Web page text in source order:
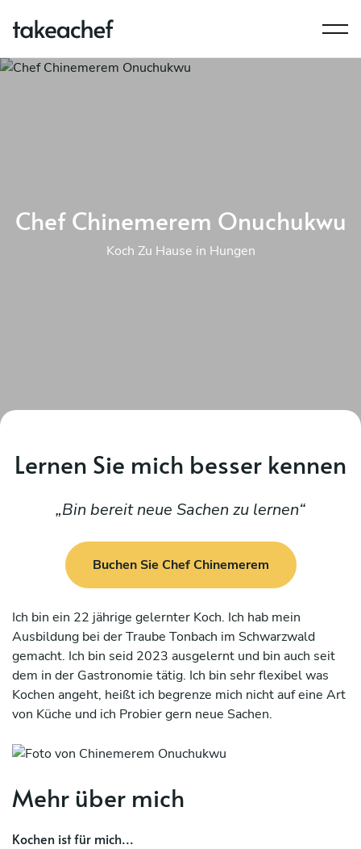
Chef Chinemerem Onuchukwu
Koch Zu Hause in Hungen
Lernen Sie mich besser kennen
Bin bereit neue Sachen zu lernen
Buchen Sie Chef Chinemerem
Ich bin ein 22 jährige gelernter Koch. Ich hab mein
Ausbildung bei der Traube Tonbach im Schwarzwald
gemacht. Ich bin seid 2023 ausgelernt und bin auch seit
dem in der Gastronomie tätig. Ich bin sehr flexibel was
Kochen angeht, heißt ich begrenze mich nicht auf eine Art
von Küche und ich Probier gern neue Sachen.
Mehr über mich
Kochen ist für mich...